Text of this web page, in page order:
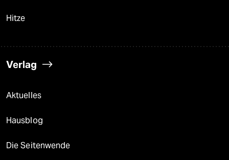
Hitze
Verlag
Aktuelles
Hausblog
Die Seitenwende